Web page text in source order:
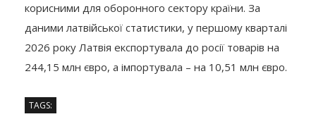
корисними для оборонного сектору країни. За
даними латвійської статистики, у першому кварталі
2026 року Латвія експортувала до росії товарів на
244,15 млн євро, а імпортувала – на 10,51 млн євро.
TAGS: